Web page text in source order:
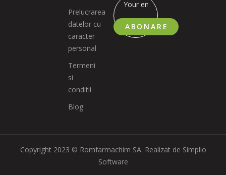
Prelucrarea
datelor cu
caracter
personal
Termeni
si
conditii
Blog
ABONARE
Copyright 2023 © Romfarmachim SA. Realizat de Simplio
Software